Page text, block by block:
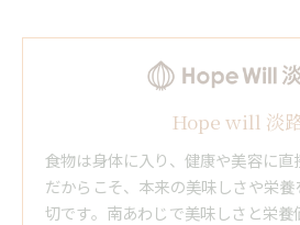
Hope will 淡
食物は身体に入り、健康や美容に
だからこそ、本来の美味しさや栄
切です。南あわじで美味しさと栄